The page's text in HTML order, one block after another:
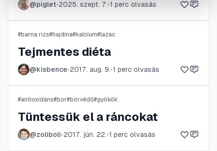
@piglet•2025. szept. 7.•1 perc olvasás
#barna rizs#hajdina#kalcium#lazac
Tejmentes diéta
@kisbence•2017. aug. 9.•1 perc olvasás
#antioxidáns#bor#bőrvédő#gyökök
Tüntessük el a ráncokat
@zoliboli•2017. jún. 22.•1 perc olvasás